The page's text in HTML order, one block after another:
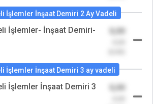
İşlemler İnşaat Demiri 2 Ay Vadeli
İşlemler- İnşaat Demiri-
İşlemler İnşaat Demiri 3 ay vadeli
İşlemler İnşaat Demiri 3